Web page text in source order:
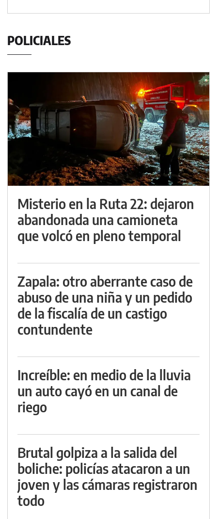
POLICIALES
Misterio en la Ruta 22: dejaron
abandonada una camioneta
que volcó en pleno temporal
Zapala: otro aberrante caso de
abuso de una niña y un pedido
de la fiscalía de un castigo
contundente
Increíble: en medio de la lluvia
un auto cayó en un canal de
riego
Brutal golpiza a la salida del
boliche: policías atacaron a un
joven y las cámaras registraron
todo